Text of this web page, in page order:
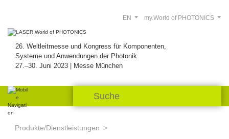
26. Weltleitmesse und Kongress für Komponenten,
Systeme und Anwendungen der Photonik
27.–30. Juni 2023 | Messe München
my.World of PHOTONICS
EN
Produkte/Dienstleistungen